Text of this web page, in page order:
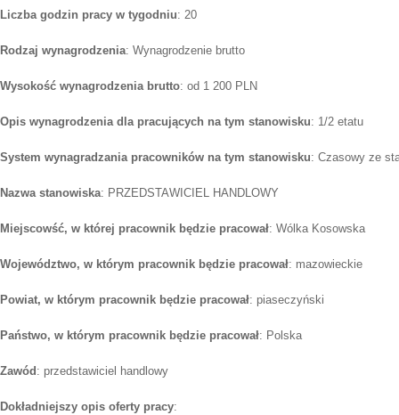
Liczba godzin pracy w tygodniu: 20
Rodzaj wynagrodzenia: Wynagrodzenie brutto
Wysokość wynagrodzenia brutto: od 1 200 PLN
Opis wynagrodzenia dla pracujących na tym stanowisku: 1/2 etatu
System wynagradzania pracowników na tym stanowisku: Czasowy ze
Nazwa stanowiska: PRZEDSTAWICIEL HANDLOWY
Miejscowść, w której pracownik będzie pracował: Wólka Kosowska
Województwo, w którym pracownik będzie pracował: mazowieckie
Powiat, w którym pracownik będzie pracował: piaseczyński
Państwo, w którym pracownik będzie pracował: Polska
Zawód : przedstawiciel handlowy
Dokładniejszy opis oferty pracy: